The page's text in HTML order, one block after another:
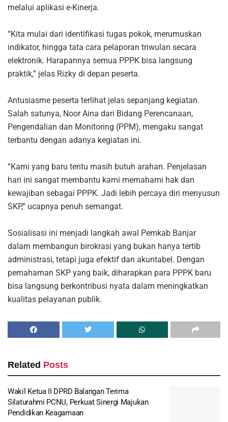
melalui aplikasi e-Kinerja.
“Kita mulai dari identifikasi tugas pokok, merumuskan
indikator, hingga tata cara pelaporan triwulan secara
elektronik. Harapannya semua PPPK bisa langsung
praktik,” jelas Rizky di depan peserta.
Antusiasme peserta terlihat jelas sepanjang kegiatan.
Salah satunya, Noor Aina dari Bidang Perencanaan,
Pengendalian dan Monitoring (PPM), mengaku sangat
terbantu dengan adanya kegiatan ini.
“Kami yang baru tentu masih butuh arahan. Penjelasan
hari ini sangat membantu kami memahami hak dan
kewajiban sebagai PPPK. Jadi lebih percaya diri menyusun
SKP,” ucapnya penuh semangat.
Sosialisasi ini menjadi langkah awal Pemkab Banjar
dalam membangun birokrasi yang bukan hanya tertib
administrasi, tetapi juga efektif dan akuntabel. Dengan
pemahaman SKP yang baik, diharapkan para PPPK baru
bisa langsung berkontribusi nyata dalam meningkatkan
kualitas pelayanan publik.
Related Posts
Wakil Ketua II DPRD Balangan Terima
Silaturahmi PCNU, Perkuat Sinergi Majukan
Pendidikan Keagamaan